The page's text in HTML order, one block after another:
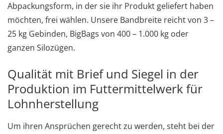
Abpackungsform, in der sie ihr Produkt geliefert haben
möchten, frei wählen. Unsere Bandbreite reicht von 3 –
25 kg Gebinden, BigBags von 400 – 1.000 kg oder
ganzen Silozügen.
Qualität mit Brief und Siegel in der
Produktion im Futtermittelwerk für
Lohnherstellung
Um ihren Ansprüchen gerecht zu werden, steht bei der